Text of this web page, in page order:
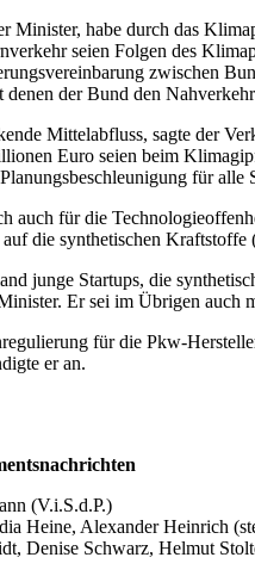
Minister, habe durch das
seien Folgen des
zwischen
der Bund den
Mittelabfluss, sagte der
Euro seien beim
für alle
auch für die
die synthetischen Kraftstoffe
junge Startups, die
Er sei im Übrigen
für die Pkw-
er an.
(V.i.S.d.P.)
Heine, Alexander Heinrich
Denise Schwarz, Helmut